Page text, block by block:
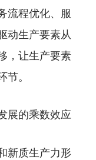
流程优化、服
动生产要素从
，让生产要素
。
的乘数效应
质生产力形